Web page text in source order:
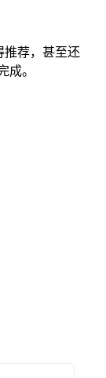
荐，甚至还
。